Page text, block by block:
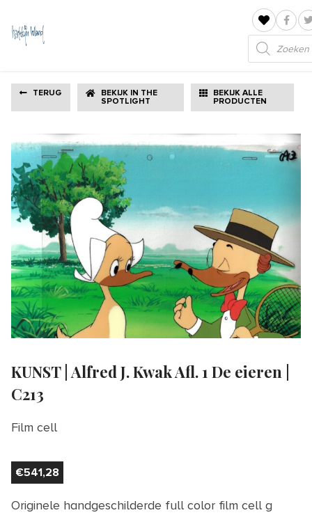
Producten
zoeken
TERUG
BEKIJK IN THE
SPOTLIGHT
BEKIJK ALLE
PRODUCTEN
KUNST | Alfred J. Kwak Afl. 1 De eieren |
C213
Film cell
€541,28
Originele handgeschilderde full color film cell g